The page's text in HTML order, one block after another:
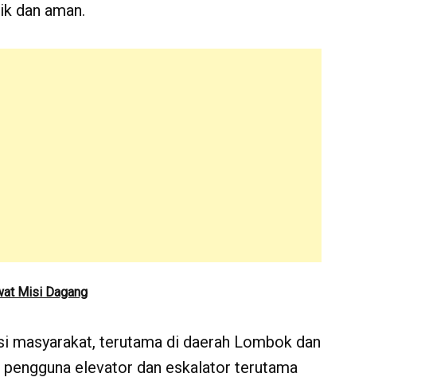
dan aman.
Misi Dagang
masyarakat, terutama di daerah Lombok dan
elevator dan eskalator terutama